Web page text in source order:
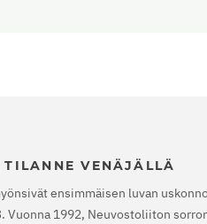
VENÄJÄLLÄ
ensimmäisen luvan
Vuonna 1992, Neuvostoliiton